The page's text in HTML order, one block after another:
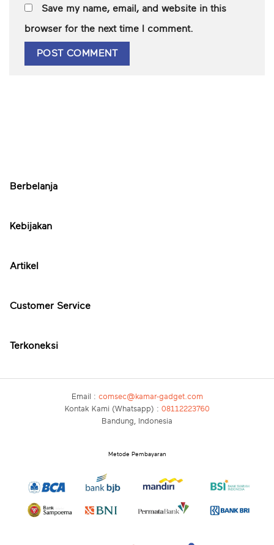
Save my name, email, and website in this
browser for the next time I comment.
Berbelanja
Kebijakan
Artikel
Customer Service
Terkoneksi
Email : comsec@kamar-gadget.com
Kontak Kami (Whatsapp) : 08112223760
Bandung, Indonesia
Metode Pembayaran